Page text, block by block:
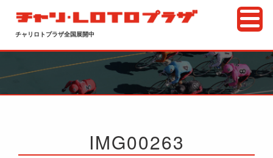
チャリロトプラザ全国展開中
IMG00263